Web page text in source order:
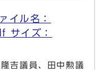
イル名：
イズ：
吉議員、田中勲議